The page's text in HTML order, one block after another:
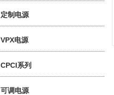
定制电源
VPX电源
CPCI系列
可调电源